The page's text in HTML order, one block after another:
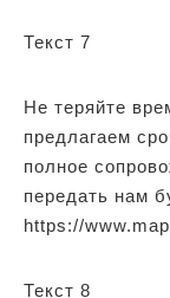
Текст 7
Не теряйте
предлагаем
полное
передать нам
https://
Текст 8